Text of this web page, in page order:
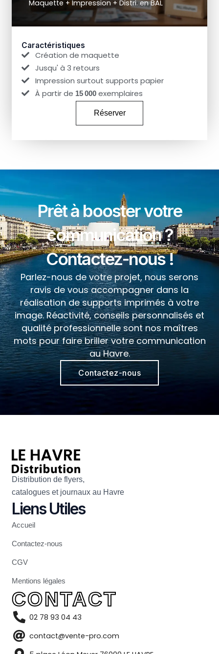
Maquette + Impression + Distri. en BAL
Caractéristiques
Création de maquette
Jusqu' à 3 retours
Impression surtout supports papier
À partir de 15 000 exemplaires
Réserver
Prêt à booster votre
communication ?
Contactez-nous !
Parlez-nous de votre projet, nous serons
ravis de vous accompagner dans la
réalisation de supports imprimés à votre
image. Réactivité, conseils personnalisés et
qualité professionnelle sont nos maîtres
mots pour faire briller votre communication
au Havre.
Contactez-nous
Distribution de flyers,
catalogues et journaux au Havre
Liens Utiles
Accueil
Contactez-nous
CGV
Mentions légales
CONTACT
02 78 93 04 43
contact@vente-pro.com